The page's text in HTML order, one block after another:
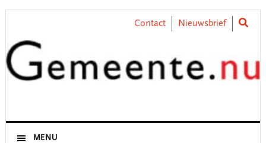
Skip
primary
navigation
Skip
content
Skip
primary
sidebar
Skip
footer
Contact Nieuwsbrief
MENU